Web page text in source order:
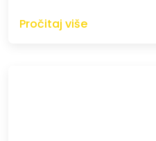
Pročitaj više